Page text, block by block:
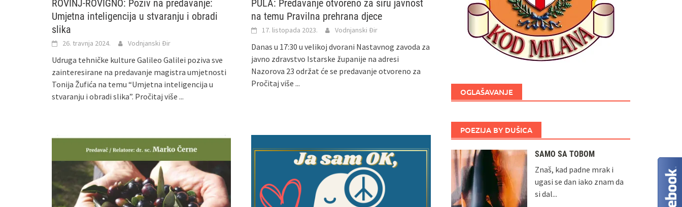
ROVINJ-ROVIGNO: Poziv na predavanje:
Umjetna inteligencija u stvaranju i obradi
slika
26. travnja 2024. Vodnjanski Đir
Udruga tehničke kulture Galileo Galilei poziva sve
zainteresirane na predavanje magistra umjetnosti
Tonija Žufića na temu “Umjetna inteligencija u
stvaranju i obradi slika”. Pročitaj više ...
PULA: Predavanje otvoreno za širu javnost
na temu Pravilna prehrana djece
17. listopada 2023. Vodnjanski Đir
Danas u 17:30 u velikoj dvorani Nastavnog zavoda za
javno zdravstvo Istarske županije na adresi
Nazorova 23 održat će se predavanje otvoreno za
Pročitaj više ...
OGLAŠAVANJE
POEZIJA BY DUŠICA
SAMO SA TOBOM
Znaš, kad padne mrak i
ugasi se dan iako znam da
si dal...